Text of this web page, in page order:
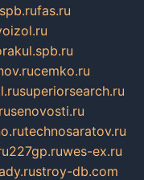
fas.ru
cemko.ru
superiorsearch.ru
senovosti.ru
technosaratov.ru
227gp.ruwes-ex.ru
stroy-db.com